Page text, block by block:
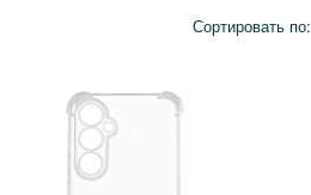
Сортировать по: